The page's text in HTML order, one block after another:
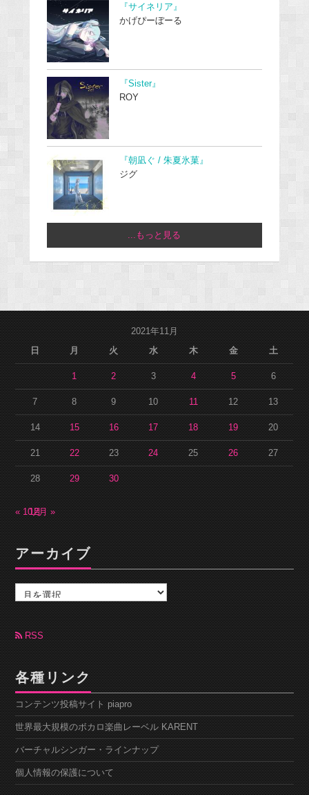
『サイネリア』
かげぴーぼーる
『Sister』
ROY
『朝凪ぐ / 朱夏氷菓』
ジグ
...もっと見る
2021年11月
日
月 火 水 木 金 土
1 2 3 4 5 6
7 8 9 10 11 12 13
14 15 16 17 18 19 20
21 22 23 24 25 26 27
28 29 30
« 10月12月 »
アーカイブ
カ
ブ RSS
各種リンク
コンテンツ投稿サイト piapro
世界最大規模のボカロ楽曲レーベル KARENT
バーチャルシンガー・ラインナップ
個人情報の保護について